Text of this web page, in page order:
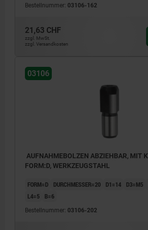
Bestellnummer: 03106-162
21,63 CHF
zzgl. MwSt.
zzgl. Versandkosten
03106
AUFNAHMEBOLZEN ABZIEHBAR, MIT
FORM:D, WERKZEUGSTAHL
FORM=D DURCHMESSER=20 D1=14 D3=M5
L4=5
B=6
Bestellnummer: 03106-202